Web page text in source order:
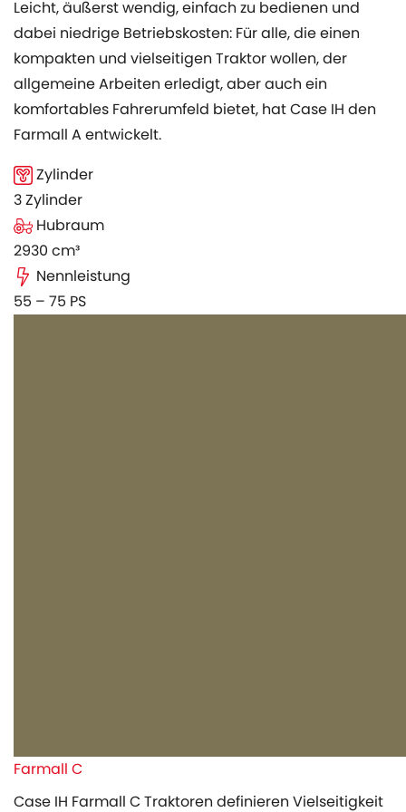
Leicht, äußerst wendig, einfach zu bedienen und
dabei niedrige Betriebskosten: Für alle, die einen
kompakten und vielseitigen Traktor wollen, der
allgemeine Arbeiten erledigt, aber auch ein
komfortables Fahrerumfeld bietet, hat Case IH den
Farmall A entwickelt.
Zylinder
3 Zylinder
Hubraum
2930 cm³
Nennleistung
55 – 75 PS
Farmall C
Case IH Farmall C Traktoren definieren Vielseitigkeit